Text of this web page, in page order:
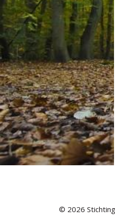
Before
Footer
© 2026